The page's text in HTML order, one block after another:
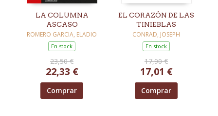
LA COLUMNA
ASCASO
ROMERO GARCIA, ELADIO
En stock
23,50 €
22,33 €
Comprar
EL CORAZÓN DE LAS
TINIEBLAS
CONRAD, JOSEPH
En stock
17,90 €
17,01 €
Comprar